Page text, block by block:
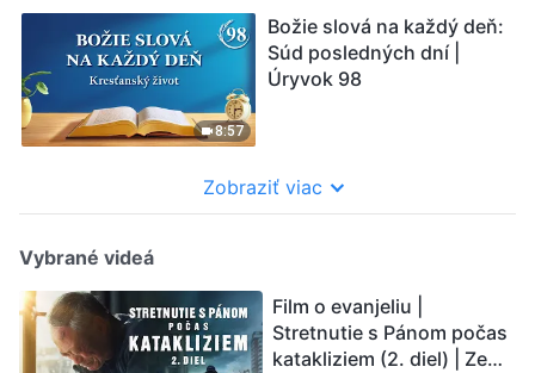
8:57
Božie slová na každý deň:
Súd posledných dní |
Úryvok 98
Zobraziť viac
Vybrané videá
Film o evanjeliu |
Stretnutie s Pánom počas
katakliziem (2. diel) | Zem